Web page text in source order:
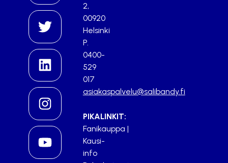
2,
00920
Helsinki
P.
0400-
529
017
asiakaspalvelu@salibandy.fi
PIKALINKIT:
Fanikauppa |
Kausi-
info